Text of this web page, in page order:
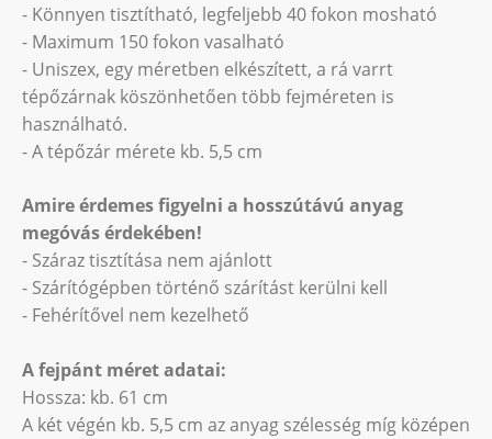
- Könnyen tisztítható, legfeljebb 40 fokon mosható
- Maximum 150 fokon vasalható
- Uniszex, egy méretben elkészített, a rá varrt
tépőzárnak köszönhetően több fejméreten is
használható.
- A tépőzár mérete kb. 5,5 cm
Amire érdemes figyelni a hosszútávú anyag
megóvás érdekében!
- Száraz tisztítása nem ajánlott
- Szárítógépben történő szárítást kerülni kell
- Fehérítővel nem kezelhető
A fejpánt méret adatai:
Hossza: kb. 61 cm
A két végén kb. 5,5 cm az anyag szélesség míg középen